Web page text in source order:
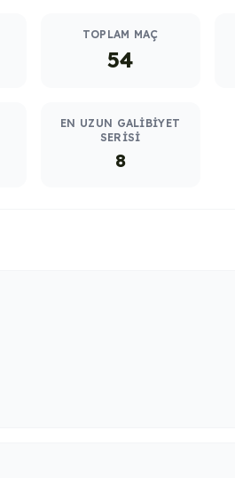
TOPLAM MAÇ
54
EN UZUN GALIBIYET
SERISI
8